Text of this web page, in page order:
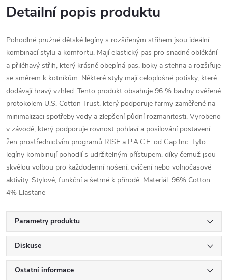
Detailní popis produktu
Pohodlné pružné dětské legíny s rozšířeným střihem jsou ideální
kombinací stylu a komfortu. Mají elastický pas pro snadné oblékání
a přiléhavý střih, který krásně obepíná pas, boky a stehna a rozšiřuje
se směrem k kotníkům. Některé styly mají celoplošné potisky, které
dodávají hravý vzhled. Tento produkt obsahuje 96 % bavlny ověřené
protokolem U.S. Cotton Trust, který podporuje farmy zaměřené na
minimalizaci spotřeby vody a zlepšení půdní rozmanitosti. Vyrobeno
v závodě, který podporuje rovnost pohlaví a posilování postavení
žen prostřednictvím programů RISE a P.A.C.E. od Gap Inc. Tyto
legíny kombinují pohodlí s udržitelným přístupem, díky čemuž jsou
skvělou volbou pro každodenní nošení, cvičení nebo volnočasové
aktivity. Stylové, funkční a šetrné k přírodě. Materiál: 96% Cotton
4% Elastane
Parametry produktu
Diskuse
Ostatní informace